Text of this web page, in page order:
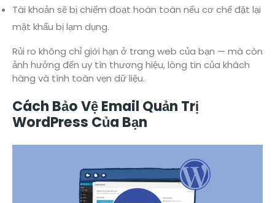
Tài khoản sẽ bị chiếm đoạt hoàn toàn nếu cơ chế đặt lại
mật khẩu bị lạm dụng.
Rủi ro không chỉ giới hạn ở trang web của bạn — mà còn
ảnh hưởng đến uy tín thương hiệu, lòng tin của khách
hàng và tính toàn vẹn dữ liệu.
Cách Bảo Vệ Email Quản Trị
WordPress Của Bạn